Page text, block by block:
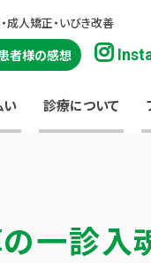
成人矯正・いびき改善
者様の感想
い 診療について
の一診入